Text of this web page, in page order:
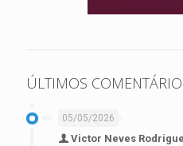
ÚLTIMOS
05/05/2026
Victor Neves